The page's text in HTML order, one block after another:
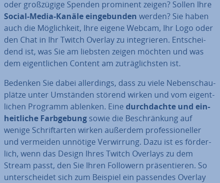
oder groß­zü­gi­ge Spenden prominent zeigen? Sollen Ihre
Social-Media-Kanäle ein­ge­bun­den werden? Sie haben
auch die Mög­lich­keit, Ihre eigene Webcam, Ihr Logo oder
den Chat in Ihr Twitch Overlay zu in­te­grie­ren. Ent­schei­
dend ist, was Sie am liebsten zeigen möchten und was
dem ei­gent­li­chen Content am zu­träg­lichs­ten ist.
Bedenken Sie dabei al­ler­dings, dass zu viele Ne­ben­schau­
plät­ze unter Umständen störend wirken und vom ei­gent­
li­chen Programm ablenken. Eine durch­dach­te und ein­
heit­li­che Farb­ge­bung sowie die Be­schrän­kung auf
wenige Schrift­ar­ten wirken außerdem pro­fes­sio­nel­ler
und vermeiden unnötige Ver­wir­rung. Dazu ist es för­der­
lich, wenn das Design Ihres Twitch Overlays zu dem
Stream passt, den Sie Ihren Followern prä­sen­tie­ren. So
un­ter­schei­det sich zum Beispiel ein passendes Overlay